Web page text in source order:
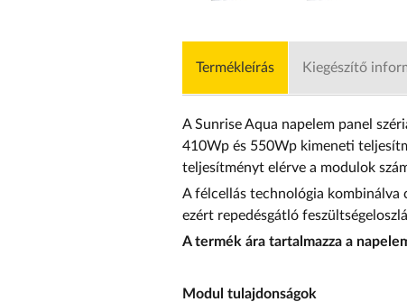
Termékleírás Kiegészítő
A Sunrise Aqua napelem panel
410Wp és 550Wp kimeneti
teljesítményt elérve a modulok
A félcellás technológia kombinálva
ezért repedésgátló
A termék ára tartalmazza a
Modul tulajdonságok